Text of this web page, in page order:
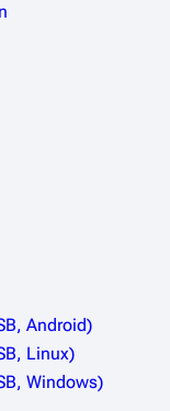
Android)
Linux)
Windows)